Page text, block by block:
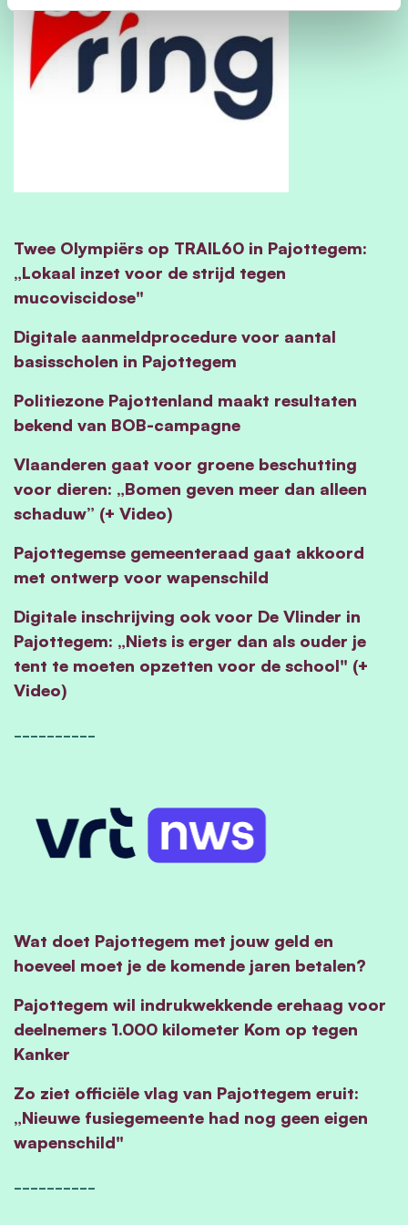
Twee Olympiërs op TRAIL60 in Pajottegem:
„Lokaal inzet voor de strijd tegen
mucoviscidose"
Digitale aanmeldprocedure voor aantal
basisscholen in Pajottegem
Politiezone Pajottenland maakt resultaten
bekend van BOB-campagne
Vlaanderen gaat voor groene beschutting
voor dieren: „Bomen geven meer dan alleen
schaduw” (+ Video)
Pajottegemse gemeenteraad gaat akkoord
met ontwerp voor wapenschild
Digitale inschrijving ook voor De Vlinder in
Pajottegem: „Niets is erger dan als ouder je
tent te moeten opzetten voor de school" (+
Video)
Wat doet Pajottegem met jouw geld en
hoeveel moet je de komende jaren betalen?
Pajottegem wil indrukwekkende erehaag voor
deelnemers 1.000 kilometer Kom op tegen
Kanker
Zo ziet officiële vlag van Pajottegem eruit:
„Nieuwe fusiegemeente had nog geen eigen
wapenschild"